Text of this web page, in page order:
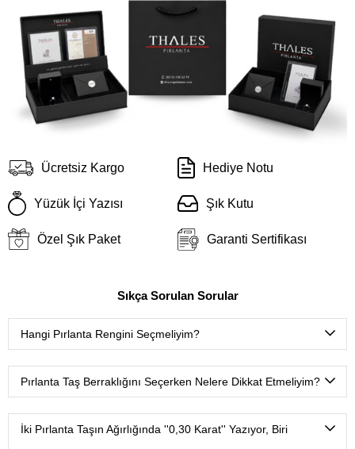
Ücretsiz Kargo Hediye Notu
Yüzük İçi Yazısı Şık Kutu
Özel Şık Paket Garanti Sertifikası
Sıkça Sorulan Sorular
Hangi Pırlanta Rengini Seçmeliyim?
D color(Çok nadir bulunan ekstra beyaz),E color(Nadir
bulunan ekstra beyaz),F color(Ekstra beyaz),G color
(Beyaz Plus),H color(Beyaz),I color(Çok hafif renkli
beyaz),J color(Hafif renkli beyaz),K color(Renkli beyaz),
L color(Çok renkli beyaz), M-Z color aralığı(Sarı, kahve,
gri ton oldukça yoğundur).
Pırlanta Taş Berraklığını Seçerken Nelere Dikkat Etmeliyim?
FL-IF(Tertemiz, çok nadir bulunur.),VVS(Mikroskop
ortamında ancak uzmanlar tarafından görülebilecek çok
İki Pırlanta Taşın Ağırlığında ''0,30 Karat'' Yazıyor, Biri